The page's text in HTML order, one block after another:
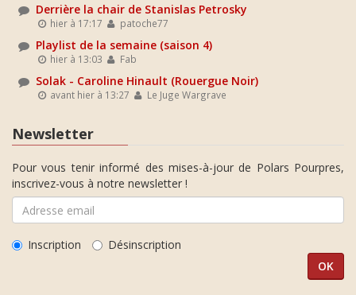
Derrière la chair de Stanislas Petrosky
hier à 17:17 patoche77
Playlist de la semaine (saison 4)
hier à 13:03 Fab
Solak - Caroline Hinault (Rouergue Noir)
avant hier à 13:27 Le Juge Wargrave
Newsletter
Pour vous tenir informé des mises-à-jour de Polars Pourpres,
inscrivez-vous à notre newsletter !
Inscription Désinscription